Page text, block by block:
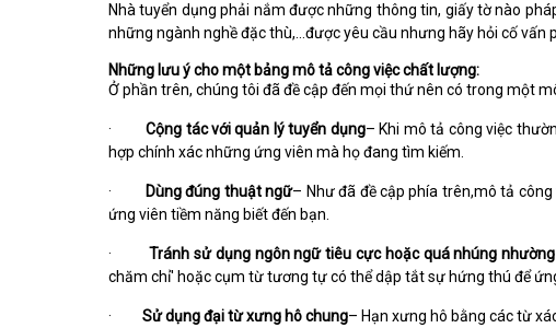
Nhà tuyển dụng phải nắm được những thông tin, giấy tờ nào
những ngành nghề đặc thù,…được yêu cầu nhưng hãy hỏi cố vấn
Những lưu ý cho một bảng mô tả công việc chất lượng:
Ở phần trên, chúng tôi đã đề cập đến mọi thứ nên có trong một
·Cộng tác với quản lý tuyển dụng– Khi mô tả công việc
hợp chính xác những ứng viên mà họ đang tìm kiếm.
· Dùng đúng thuật ngữ– Như đã đề cập phía trên,mô tả
ứng viên tiềm năng biết đến bạn.
·Tránh sử dụng ngôn ngữ tiêu cực hoặcquá nhúng nhường
chăm chỉ' hoặc cụm từ tương tự có thể dập tắt sự hứng thú để
· Sử dụng đại từxưng hô chung– Hạn xưng hô bằng các từ